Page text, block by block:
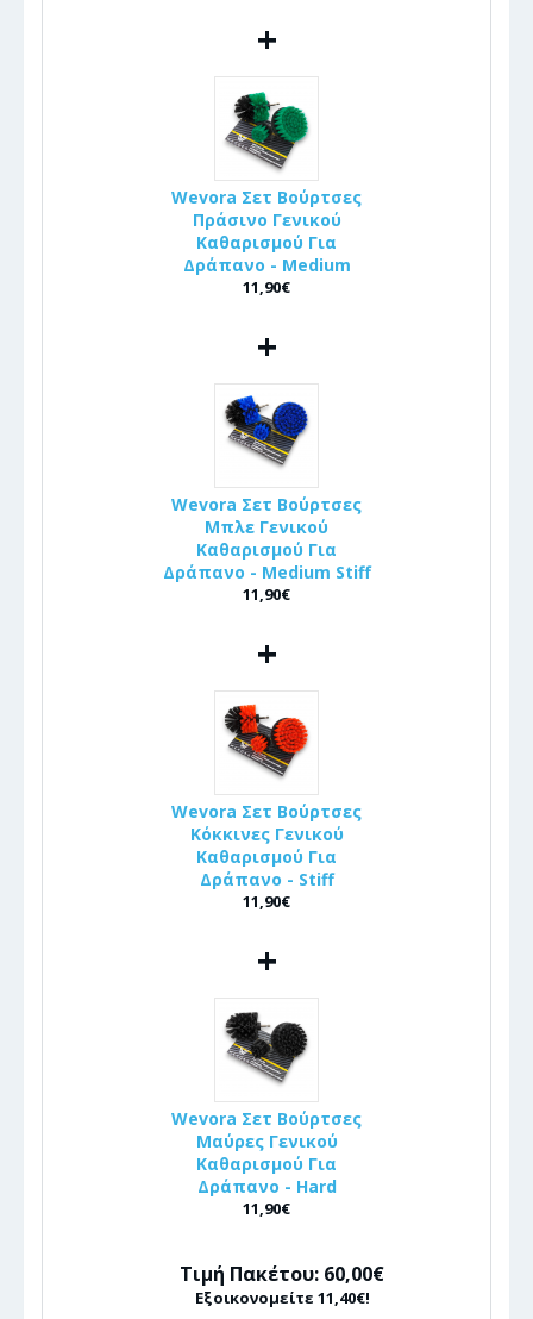
+
Wevora Σετ Βούρτσες
Πράσινο Γενικού
Καθαρισμού Για
Δράπανο - Medium
11,90€
+
Wevora Σετ Βούρτσες
Μπλε Γενικού
Καθαρισμού Για
Δράπανο - Medium Stiff
11,90€
+
Wevora Σετ Βούρτσες
Κόκκινες Γενικού
Καθαρισμού Για
Δράπανο - Stiff
11,90€
+
Wevora Σετ Βούρτσες
Μαύρες Γενικού
Καθαρισμού Για
Δράπανο - Hard
11,90€
Τιμή Πακέτου: 60,00€
Εξοικονομείτε 11,40€!